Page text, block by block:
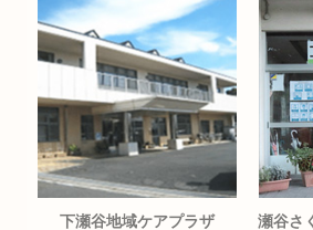
下瀬谷地域ケアプラザ 瀬谷さ